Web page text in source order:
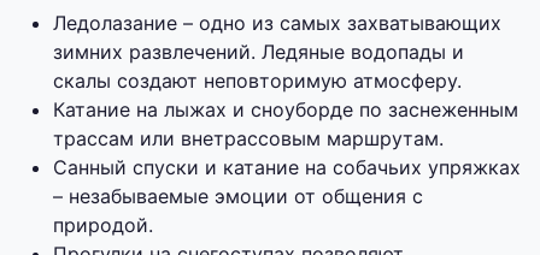
Ледолазание – одно из самых захватывающих
зимних развлечений. Ледяные водопады и
скалы создают неповторимую атмосферу.
Катание на лыжах и сноуборде по заснеженным
трассам или внетрассовым маршрутам.
Санный спуски и катание на собачьих упряжках
– незабываемые эмоции от общения с
природой.